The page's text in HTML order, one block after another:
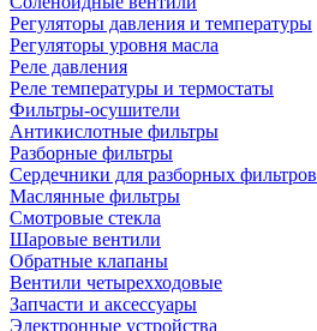
Регуляторы давления и температуры
Регуляторы уровня масла
Реле давления
Реле температуры и термостаты
Фильтры-осушители
Антикислотные фильтры
Разборные фильтры
Сердечники для разборных фильтров
Маслянные фильтры
Смотровые стекла
Шаровые вентили
Обратные клапаны
Вентили четырехходовые
Запчасти и аксессуары
Электронные устройства